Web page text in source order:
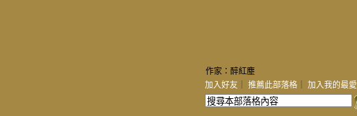
加入好友 推薦此部落格 加入我的最愛
作家：醉紅塵